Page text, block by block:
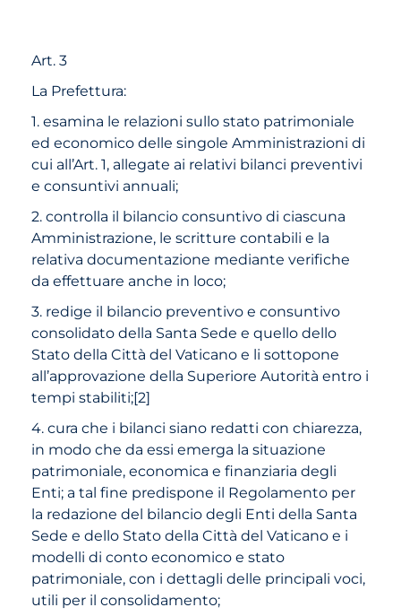
Art. 3
La Prefettura:
1. esamina le relazioni sullo stato patrimoniale
ed economico delle singole Amministrazioni di
cui all’Art. 1, allegate ai relativi bilanci preventivi
e consuntivi annuali;
2. controlla il bilancio consuntivo di ciascuna
Amministrazione, le scritture contabili e la
relativa documentazione mediante verifiche
da effettuare anche in loco;
3. redige il bilancio preventivo e consuntivo
consolidato della Santa Sede e quello dello
Stato della Città del Vaticano e li sottopone
all’approvazione della Superiore Autorità entro i
tempi stabiliti;[2]
4. cura che i bilanci siano redatti con chiarezza,
in modo che da essi emerga la situazione
patrimoniale, economica e finanziaria degli
Enti; a tal fine predispone il Regolamento per
la redazione del bilancio degli Enti della Santa
Sede e dello Stato della Città del Vaticano e i
modelli di conto economico e stato
patrimoniale, con i dettagli delle principali voci,
utili per il consolidamento;